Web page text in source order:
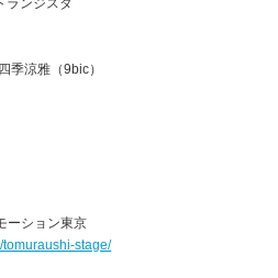
季涼雅（9bic）
ーション東京
tomuraushi-stage/